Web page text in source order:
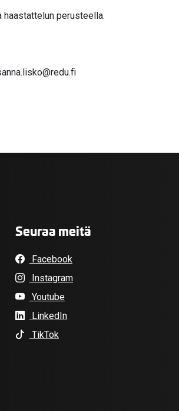
haastattelun perusteella.
Seuraa meitä
Facebook
Instagram
Youtube
LinkedIn
TikTok